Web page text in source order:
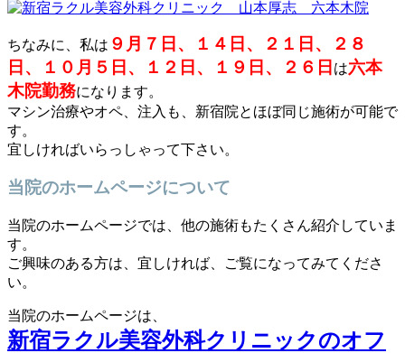
ちなみに、私は ９月７日、１４日、２１日、２８
日、１０月５日、１２日、１９日、２６日 は六本
木院勤務になります。
マシン治療やオペ、注入も、新宿院とほぼ同じ施術が可能で
す。
宜しければいらっしゃって下さい。
当院のホームページについて
当院のホームページでは、他の施術もたくさん紹介していま
す。
ご興味のある方は、宜しければ、ご覧になってみてくださ
い。
当院のホームページは、
新宿ラクル美容外科クリニックのオフ